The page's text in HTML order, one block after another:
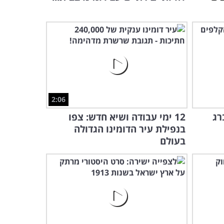
7:29
בעולם!
2:06
12 ימי עבודה ושיא חדש: צפו
בנפילת עיר הדומינו הגדולה
בעולם